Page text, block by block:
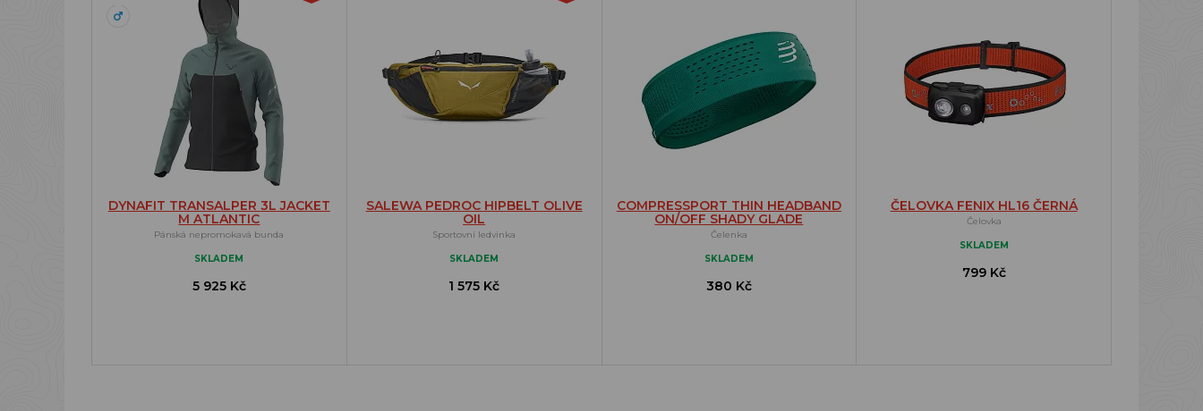
DYNAFIT TRANSALPER 3L JACKET
M ATLANTIC
Pánská nepromokavá bunda
SKLADEM
5 925 Kč
SALEWA PEDROC HIPBELT OLIVE
OIL
Sportovní ledvinka
SKLADEM
1 575 Kč
COMPRESSPORT THIN HEADBAND
ON/OFF SHADY GLADE
Čelenka
SKLADEM
380 Kč
ČELOVKA FENIX HL16 ČERNÁ
Čelovka
SKLADEM
799 Kč